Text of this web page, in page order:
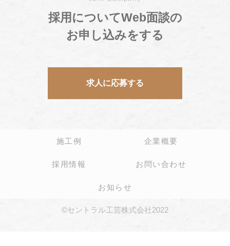
採用についてWeb面談の
お申し込みをする
求人に応募する
施工例 企業概要
採用情報 お問い合わせ
お知らせ
©セントラル工芸株式会社2022